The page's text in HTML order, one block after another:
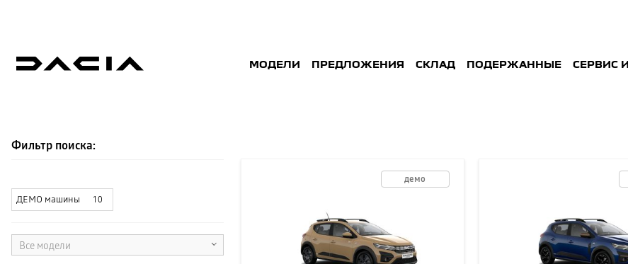
МОДЕЛИ ПРЕДЛОЖЕНИЯ СКЛАД ПОДЕРЖАННЫE СЕРВИС
СКЛАД
Фильтр поиска:
ДЕМО машины 10
Все модели
демо